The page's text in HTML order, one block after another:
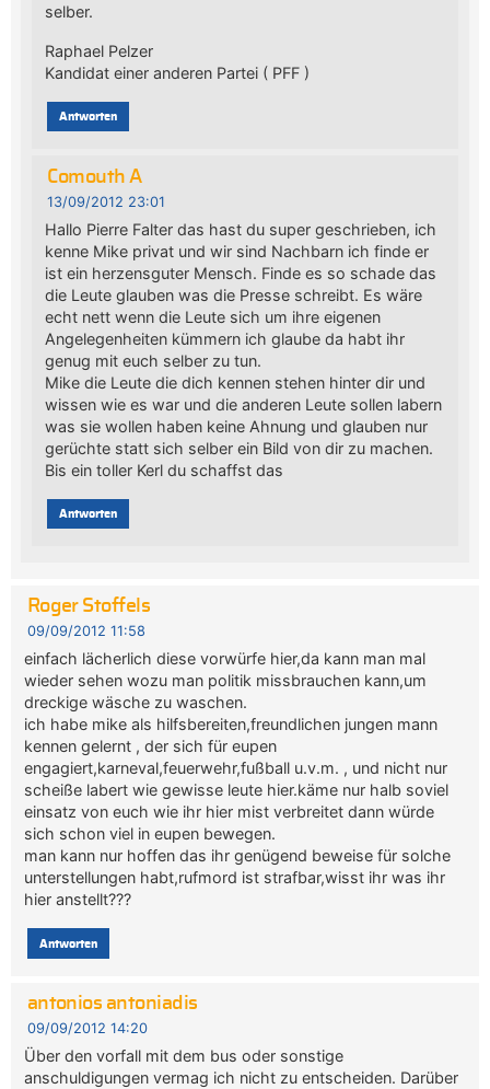
selber.
Raphael Pelzer
Kandidat einer anderen Partei ( PFF )
Antworten
Comouth A
13/09/2012 23:01
Hallo Pierre Falter das hast du super geschrieben, ich
kenne Mike privat und wir sind Nachbarn ich finde er
ist ein herzensguter Mensch. Finde es so schade das
die Leute glauben was die Presse schreibt. Es wäre
echt nett wenn die Leute sich um ihre eigenen
Angelegenheiten kümmern ich glaube da habt ihr
genug mit euch selber zu tun.
Mike die Leute die dich kennen stehen hinter dir und
wissen wie es war und die anderen Leute sollen labern
was sie wollen haben keine Ahnung und glauben nur
gerüchte statt sich selber ein Bild von dir zu machen.
Bis ein toller Kerl du schaffst das
Antworten
Roger Stoffels
09/09/2012 11:58
einfach lächerlich diese vorwürfe hier,da kann man mal
wieder sehen wozu man politik missbrauchen kann,um
dreckige wäsche zu waschen.
ich habe mike als hilfsbereiten,freundlichen jungen mann
kennen gelernt , der sich für eupen
engagiert,karneval,feuerwehr,fußball u.v.m. , und nicht nur
scheiße labert wie gewisse leute hier.käme nur halb soviel
einsatz von euch wie ihr hier mist verbreitet dann würde
sich schon viel in eupen bewegen.
man kann nur hoffen das ihr genügend beweise für solche
unterstellungen habt,rufmord ist strafbar,wisst ihr was ihr
hier anstellt???
Antworten
antonios antoniadis
09/09/2012 14:20
Über den vorfall mit dem bus oder sonstige
anschuldigungen vermag ich nicht zu entscheiden. Darüber